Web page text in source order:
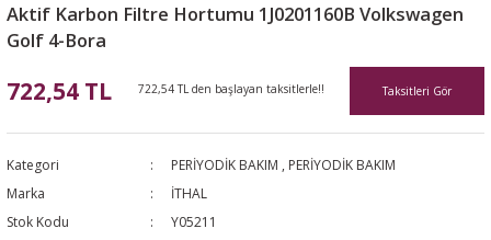
Aktif Karbon Filtre Hortumu 1J0201160B Volkswagen
Golf 4-Bora
722,54 TL 722,54 TL den başlayan taksitlerle!! Taksitleri Gör
Kategori PERİYODİK BAKIM , PERİYODİK BAKIM
Marka
İTHAL
Stok Kodu
Y05211